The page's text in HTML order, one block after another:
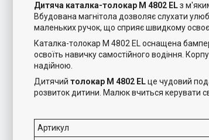
Дитяча каталка-толокар M 4802 ELз
Вбудована магнітола дозволяє слухати
маленьких ручок, що сприяє швидкому
Каталка-толокар M 4802 EL оснащена
освоїть навичку самостійного водіння.
надійною.
Дитячий толокар M 4802 ELце чудовий
розвиток дитини. Малюк вчиться керувати
Артикул